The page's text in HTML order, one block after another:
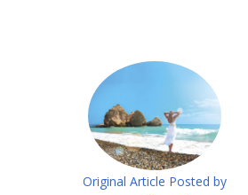
Original Article Posted by